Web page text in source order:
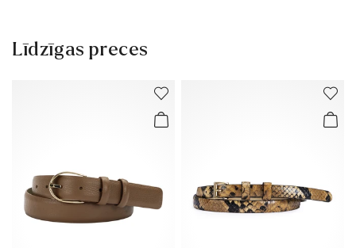
30 dienu bezmaksas atgriešanās
Klientu apkalpošana – kontaktforma
Papildu informāciju par šo tēmu vari atrast sadaļā
Piegāde
Līdzīgas preces